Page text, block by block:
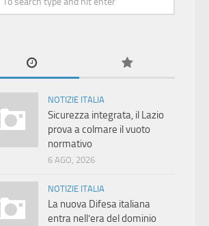
NOTIZIE ITALIA
Sicurezza integrata, il Lazio
prova a colmare il vuoto
normativo
6 AGO, 2026
NOTIZIE ITALIA
La nuova Difesa italiana
entra nell’era del dominio